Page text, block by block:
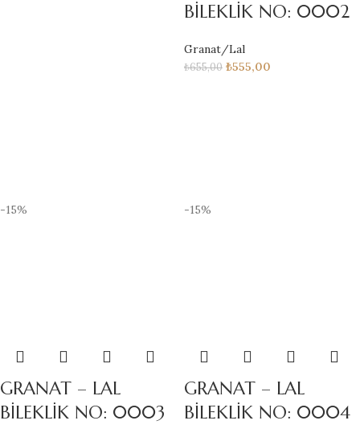
BİLEKLİK NO: 0002
Granat/Lal
₺655,00 ₺555,00
-15%
GRANAT – LAL
BİLEKLİK NO: 0003
-15%
GRANAT – LAL
BİLEKLİK NO: 0004